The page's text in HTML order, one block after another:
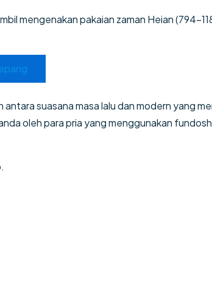
mengenakan pakaian zaman Heian (794-
suasana masa lalu dan modern yang
oleh para pria yang menggunakan